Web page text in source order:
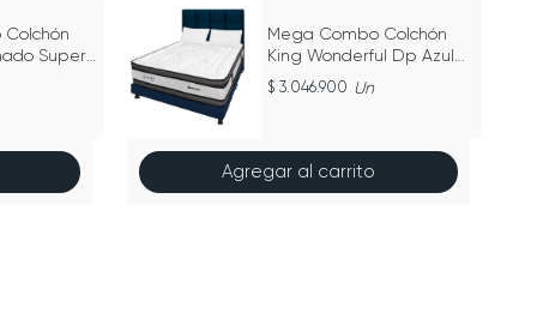
Super
X
Mega Combo Colchón
King Wonderful Dp Azul
200Cm X 200Cm
3.046.900 Un
Agregar al carrito